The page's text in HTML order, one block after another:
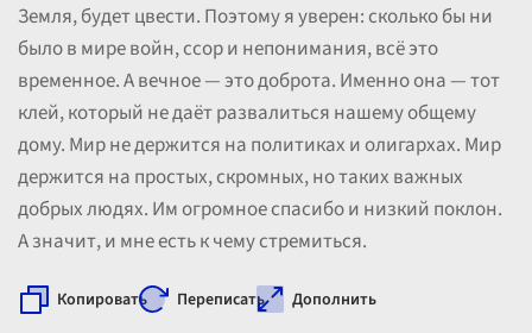
Земля, будет цвести. Поэтому я уверен: сколько бы ни
было в мире войн, ссор и непонимания, всё это
временное. А вечное — это доброта. Именно она — тот
клей, который не даёт развалиться нашему общему
дому. Мир не держится на политиках и олигархах. Мир
держится на простых, скромных, но таких важных
добрых людях. Им огромное спасибо и низкий поклон.
А значит, и мне есть к чему стремиться.
Копировать Переписать Дополнить